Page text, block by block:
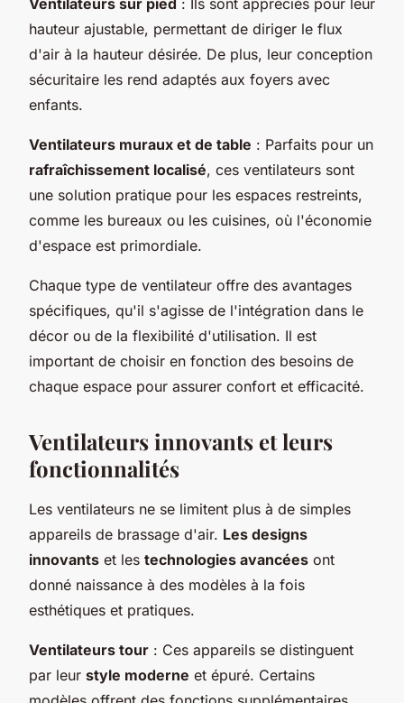
hauteur ajustable, permettant de diriger le flux
d'air à la hauteur désirée. De plus, leur conception
sécuritaire les rend adaptés aux foyers avec
enfants.
Ventilateurs muraux et de table : Parfaits pour un
rafraîchissement localisé, ces ventilateurs sont
une solution pratique pour les espaces restreints,
comme les bureaux ou les cuisines, où l'économie
d'espace est primordiale.
Chaque type de ventilateur offre des avantages
spécifiques, qu'il s'agisse de l'intégration dans le
décor ou de la flexibilité d'utilisation. Il est
important de choisir en fonction des besoins de
chaque espace pour assurer confort et efficacité.
Ventilateurs innovants et leurs
fonctionnalités
Les ventilateurs ne se limitent plus à de simples
appareils de brassage d'air. Les designs
innovants et les technologies avancées ont
donné naissance à des modèles à la fois
esthétiques et pratiques.
Ventilateurs tour : Ces appareils se distinguent
par leur style moderne et épuré. Certains